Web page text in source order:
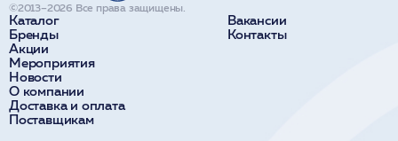
Каталог
Бренды
Акции
Мероприятия
Новости
О компании
Доставка и оплата
Поставщикам
Вакансии
Контакты
©2013–2026 Все права защищены.